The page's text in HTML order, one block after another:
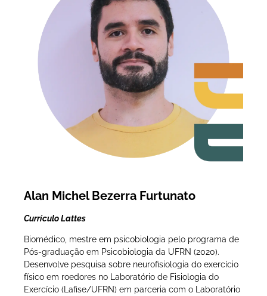
Alan Michel Bezerra Furtunato
Currículo Lattes
Biomédico, mestre em psicobiologia pelo programa de
Pós-graduação em Psicobiologia da UFRN (2020).
Desenvolve pesquisa sobre neurofisiologia do exercício
físico em roedores no Laboratório de Fisiologia do
Exercício (Lafise/UFRN) em parceria com o Laboratório